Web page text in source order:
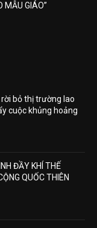
MẪU GIÁO”
bỏ thị trường lao
cuộc khủng hoảng
ĐẦY KHÍ THẾ
QUỐC THIÊN